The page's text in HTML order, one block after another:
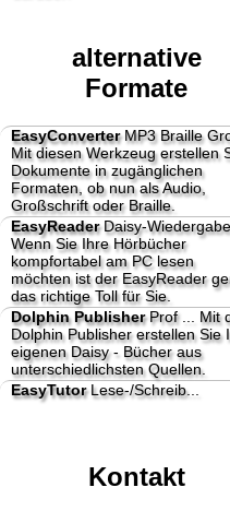
alternative
Formate
EasyConverterMP3 Braille
Mit diesen Werkzeug erstellen
Dokumente in zugänglichen
Formaten, ob nun als Audio,
Großschrift oder Braille.
EasyReaderDaisy-Wiedergabe
Wenn Sie Ihre Hörbücher
kompfortabel am PC lesen
möchten ist der EasyReader
das richtige Toll für Sie.
Dolphin PublisherProf ...
Mit
Dolphin Publisher erstellen Sie
eigenen Daisy - Bücher aus
unterschiedlichsten Quellen.
EasyTutorLese-/Schreib...
Kontakt